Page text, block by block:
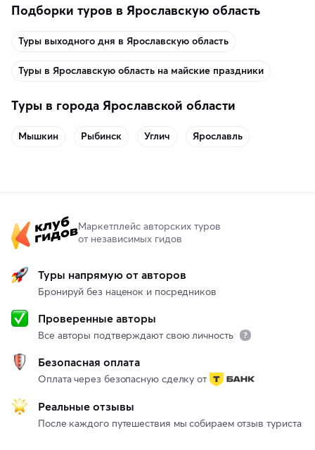
Подборки туров в Ярославскую область
Туры выходного дня в Ярославскую область
Туры в Ярославскую область на майские праздники
Туры в города Ярославской области
Мышкин Рыбинск Углич Ярославль
Маркетплейс авторских туров
от независимых гидов
Туры напрямую от авторов
Бронируй без наценок и посредников
Проверенные авторы
Все авторы подтверждают свою личность
Безопасная оплата
Оплата через безопасную сделку от
Реальные отзывы
После каждого путешествия мы собираем отзыв туриста